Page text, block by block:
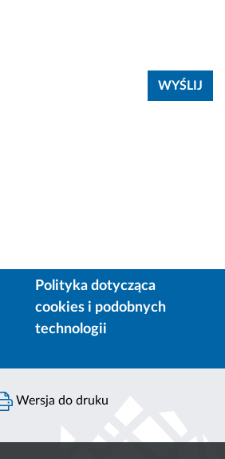
Polityka dotycząca
cookies i podobnych
technologii
Wersja do druku